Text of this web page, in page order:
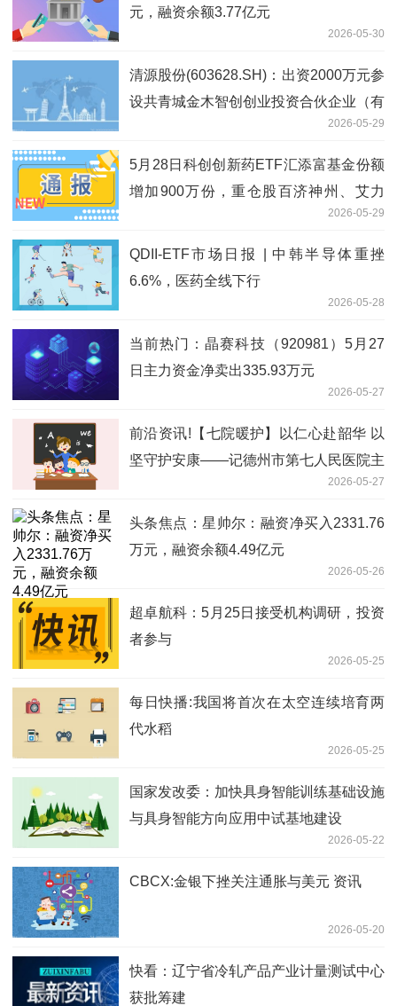
元，融资余额3.77亿元
2026-05-30
清源股份(603628.SH)：出资2000万元参
设共青城金木智创创业投资合伙企业（有
2026-05-29
5月28日科创创新药ETF汇添富基金份额
增加900万份，重仓股百济神州、艾力
2026-05-29
QDII-ETF市场日报 | 中韩半导体重挫
6.6%，医药全线下行
2026-05-28
当前热门：晶赛科技（920981）5月27
日主力资金净卖出335.93万元
2026-05-27
前沿资讯!【七院暖护】以仁心赴韶华 以
坚守护安康——记德州市第七人民医院主
2026-05-27
头条焦点：星帅尔：融资净买入2331.76
万元，融资余额4.49亿元
2026-05-26
超卓航科：5月25日接受机构调研，投资
者参与
2026-05-25
每日快播:我国将首次在太空连续培育两
代水稻
2026-05-25
国家发改委：加快具身智能训练基础设施
与具身智能方向应用中试基地建设
2026-05-22
CBCX:金银下挫关注通胀与美元 资讯
2026-05-20
快看：辽宁省冷轧产品产业计量测试中心
获批筹建